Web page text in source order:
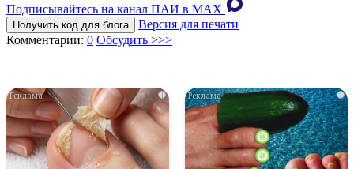
Подписывайтесь на канал ПАИ в MAХ
Получить код для блога
Версия для печати
Комментарии: 0 Обсудить >>>
i i